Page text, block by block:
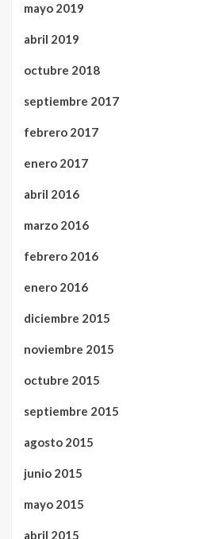
mayo 2019
abril 2019
octubre 2018
septiembre 2017
febrero 2017
enero 2017
abril 2016
marzo 2016
febrero 2016
enero 2016
diciembre 2015
noviembre 2015
octubre 2015
septiembre 2015
agosto 2015
junio 2015
mayo 2015
abril 2015